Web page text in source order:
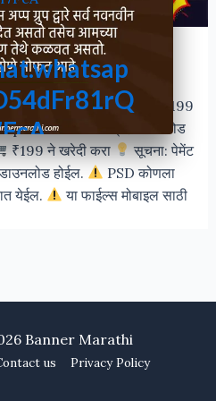
in marathi
Collection एकदाच ₹199
चा ZIP संग्रह डाउनलोड
₹199 ने खरेदी करा
सूचना: पेमेंट
होईल.
PSD कोणला
येईल.
या फाईल्स मोबाइल साठी
Banner Marathi
us Privacy Policy